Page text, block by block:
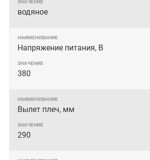
водяное
Напряжение питания, В
380
Вылет плеч, мм
290